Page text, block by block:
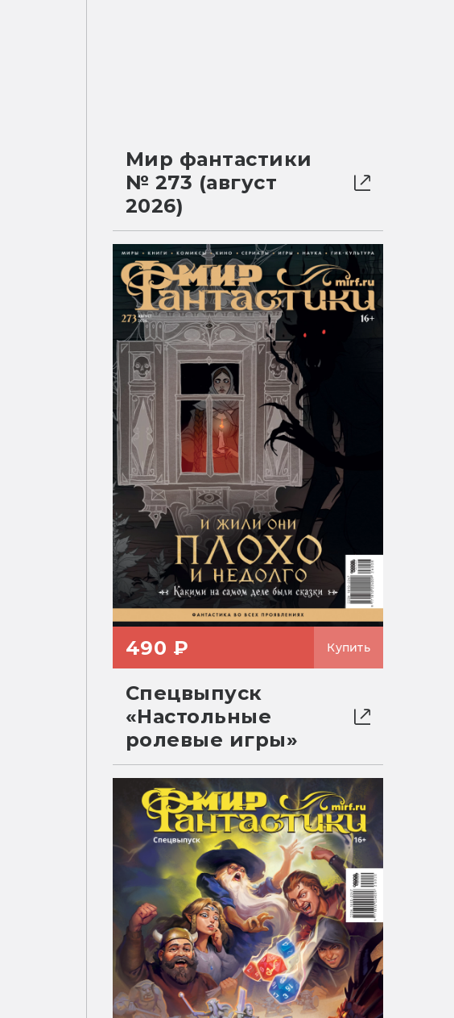
Мир фантастики
№ 273 (август
2026)
490 ₽ Купить
Спецвыпуск
«Настольные
ролевые игры»